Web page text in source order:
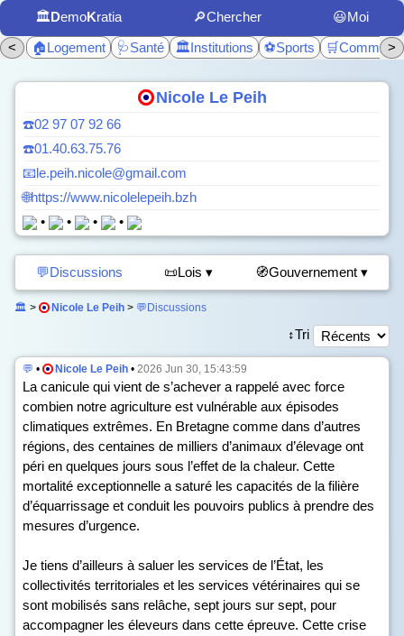
🏛️DemoKratia 🔎Chercher
😃Moi
<
🏠Logement 🩺Santé 🏛️Institutions ⚽Sports >
Nicole Le Peih
☎️02 97 07 92 66
☎️01.40.63.75.76
📧le.peih.nicole@gmail.com
🌐https://www.nicolelepeih.bzh
•
• • •
💬Discussions 📜Lois ▾ 🧭Gouvernement ▾
🏛️ > Nicole Le Peih > 💬Discussions
↕️Tri
💬 • Nicole Le Peih • 2026 Jun 30, 15:43:59
La canicule qui vient de s’achever a rappelé avec force
combien notre agriculture est vulnérable aux épisodes
climatiques extrêmes. En Bretagne comme dans d’autres
régions, des centaines de milliers d’animaux d’élevage ont
péri en quelques jours sous l’effet de la chaleur. Cette
mortalité exceptionnelle a saturé les capacités de la filière
d’équarrissage et conduit les pouvoirs publics à prendre des
mesures d’urgence.
Je tiens d’ailleurs à saluer les services de l’État, les
collectivités territoriales et les services vétérinaires qui se
sont mobilisés sans relâche, sept jours sur sept, pour
accompagner les éleveurs dans cette épreuve. Cette crise